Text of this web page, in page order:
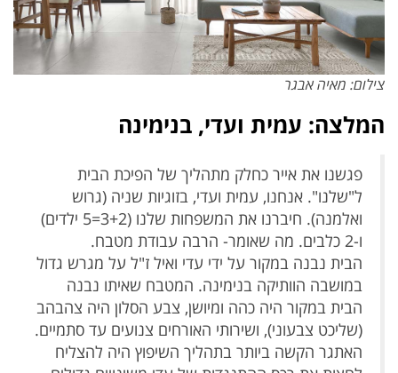
צילום: מאיה אבגר
המלצה: עמית ועדי, בנימינה
פגשנו את אייר כחלק מתהליך של הפיכת הבית
ל"שלנו". אנחנו, עמית ועדי, בזוגיות שניה (גרוש
ואלמנה). חיברנו את המשפחות שלנו (3+2=5 ילדים)
ו-2 כלבים. מה שאומר- הרבה עבודת מטבח.
הבית נבנה במקור על ידי עדי ואיל ז"ל על מגרש גדול
במושבה הוותיקה בנימינה. המטבח שאיתו נבנה
הבית במקור היה כהה ומיושן, צבע הסלון היה צהבהב
(שליכט צבעוני), ושירותי האורחים צנועים עד סתמיים.
האתגר הקשה ביותר בתהליך השיפוץ היה להצליח